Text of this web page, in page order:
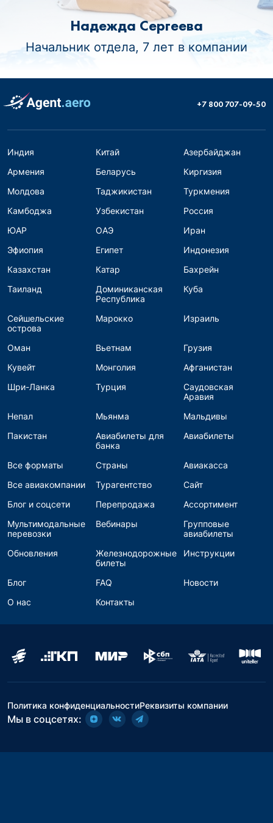
Надежда Сергеева
Начальник отдела, 7 лет в компании
+7 800 707-09-50
Индия Китай
Азербайджан
Армения
Беларусь
Киргизия
Молдова
Таджикистан
Туркмения
Камбоджа
Узбекистан
Россия
ЮАР
ОАЭ
Иран
Эфиопия
Египет
Индонезия
Казахстан
Катар
Бахрейн
Таиланд
Доминиканская
Республика
Куба
Сейшельские
острова
Марокко Израиль
Оман Вьетнам
Грузия
Кувейт
Монголия
Афганистан
Шри-Ланка
Турция
Саудовская
Аравия
Непал
Мьянма
Мальдивы
Пакистан
Авиабилеты для
банка
Авиабилеты
Все форматы Страны
Авиакасса
Все авиакомпании
Турагентство
Сайт
Блог и соцсети
Перепродажа
Ассортимент
Мультимодальные
перевозки
Вебинары
Групповые
авиабилеты
Обновления
Железнодорожные
билеты
Инструкции
Блог FAQ
Новости
О нас
Контакты
Политика конфиденциальностиРеквизиты компании
Мы в соцсетях: